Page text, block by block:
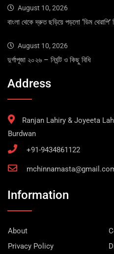
August 10, 2026
বাংলা থেকে দ্রুত ছড়িয়ে পড়লো ‘ডিম থেরাপি’
August 10, 2026
দুর্গাপূজা ২০২৬ – নির্ঘন্ট ও কিছু বিধি
Address
Ranjan Lahiry & Joyeeta
Burdwan
+91-9434861122
Information
About
Privacy Policy